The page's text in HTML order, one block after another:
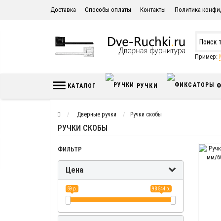
Доставка Способы оплаты Контакты Политика
Пример:
КАТАЛОГ РУЧКИ
Дверные ручки Ручки скобы
РУЧКИ СКОБЫ
ФИЛЬТР
Цена
59 р. 98 544 р.